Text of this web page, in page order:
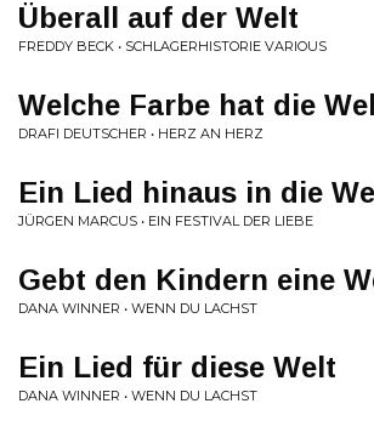
Überall auf der Welt
FREDDY BECK • SCHLAGERHISTORIE VARIOUS
Welche Farbe hat die
DRAFI DEUTSCHER • HERZ AN HERZ
Ein Lied hinaus in die
JÜRGEN MARCUS • EIN FESTIVAL DER LIEBE
Gebt den Kindern eine
DANA WINNER • WENN DU LACHST
Ein Lied für diese Welt
DANA WINNER • WENN DU LACHST